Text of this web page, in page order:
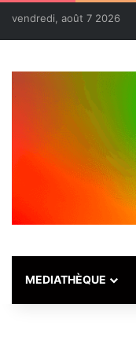
vendredi, août 7 2026
MEDIATHÈQUE